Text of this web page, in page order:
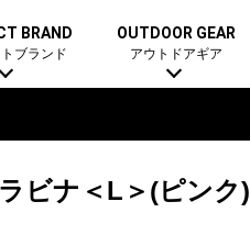
BRAND
ブランド
OUTDOOR GEAR
アウトドアギア
ビナ＜L＞(ピンク)